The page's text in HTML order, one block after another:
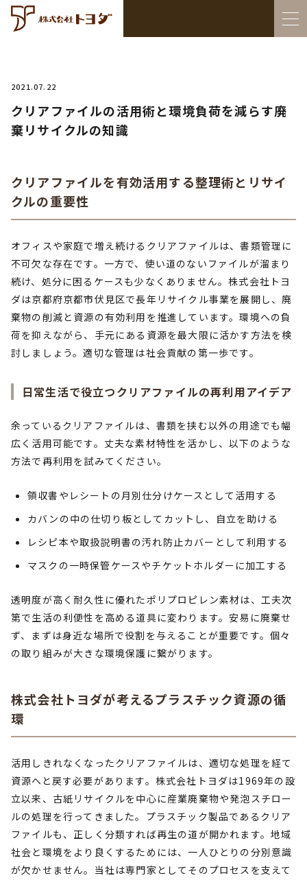
2021.07.22
クリアファイルの活用術と環境負荷を減らす廃
棄リサイクルの知識
クリアファイルを有効活用する整理術とリサイ
クルの重要性
オフィスや家庭で増え続けるクリアファイルは、書類管理に
不可欠な存在です。一方で、使い道のないファイルが溜まり
続け、処分に困るケースも少なくありません。株式会社トヨ
ダは京都府京都市伏見区で長年リサイクル事業を展開し、廃
棄物の削減と資源の有効利用を推進しています。環境への負
荷を抑えながら、手元にある資源を最大限に活かす方法を検
討しましょう。適切な管理は社会貢献の第一歩です。
日常生活で役立つクリアファイルの再利用アイデア
余っているクリアファイルは、書類を挟む以外の用途でも幅
広く活用可能です。丈夫な素材特性を活かし、以下のような
方法で再利用を試みてください。
領収書やレシートの月別仕分けケースとして活用する
カバンの中の仕切り板としてカットし、自立を助ける
レシピ本や取扱説明書の汚れ防止カバーとして利用する
マスクの一時保管ケースやチケットホルダーに加工する
透明度が高く耐久性に優れたポリプロピレン素材は、工夫次
第で生活の利便性を高める道具に変わります。安易に廃棄せ
ず、まずは身近な場所で役割を与えることが重要です。個々
の取り組みが大きな環境保護に繋がります。
株式会社トヨダが考えるプラスチック資源の循
環
活用しきれなくなったクリアファイルは、適切な処理を経て
資源へと戻す必要があります。株式会社トヨダは1969年の設
立以来、古紙リサイクルを中心に産業廃棄物や発泡スチロー
ルの処理を行ってきました。プラスチック製品であるクリア
ファイルも、正しく分類すれば再生の道が開かれます。地域
社会と環境をより良くするためには、一人ひとりの分別意識
が欠かせません。当社は専門家としてそのプロセスを支えて